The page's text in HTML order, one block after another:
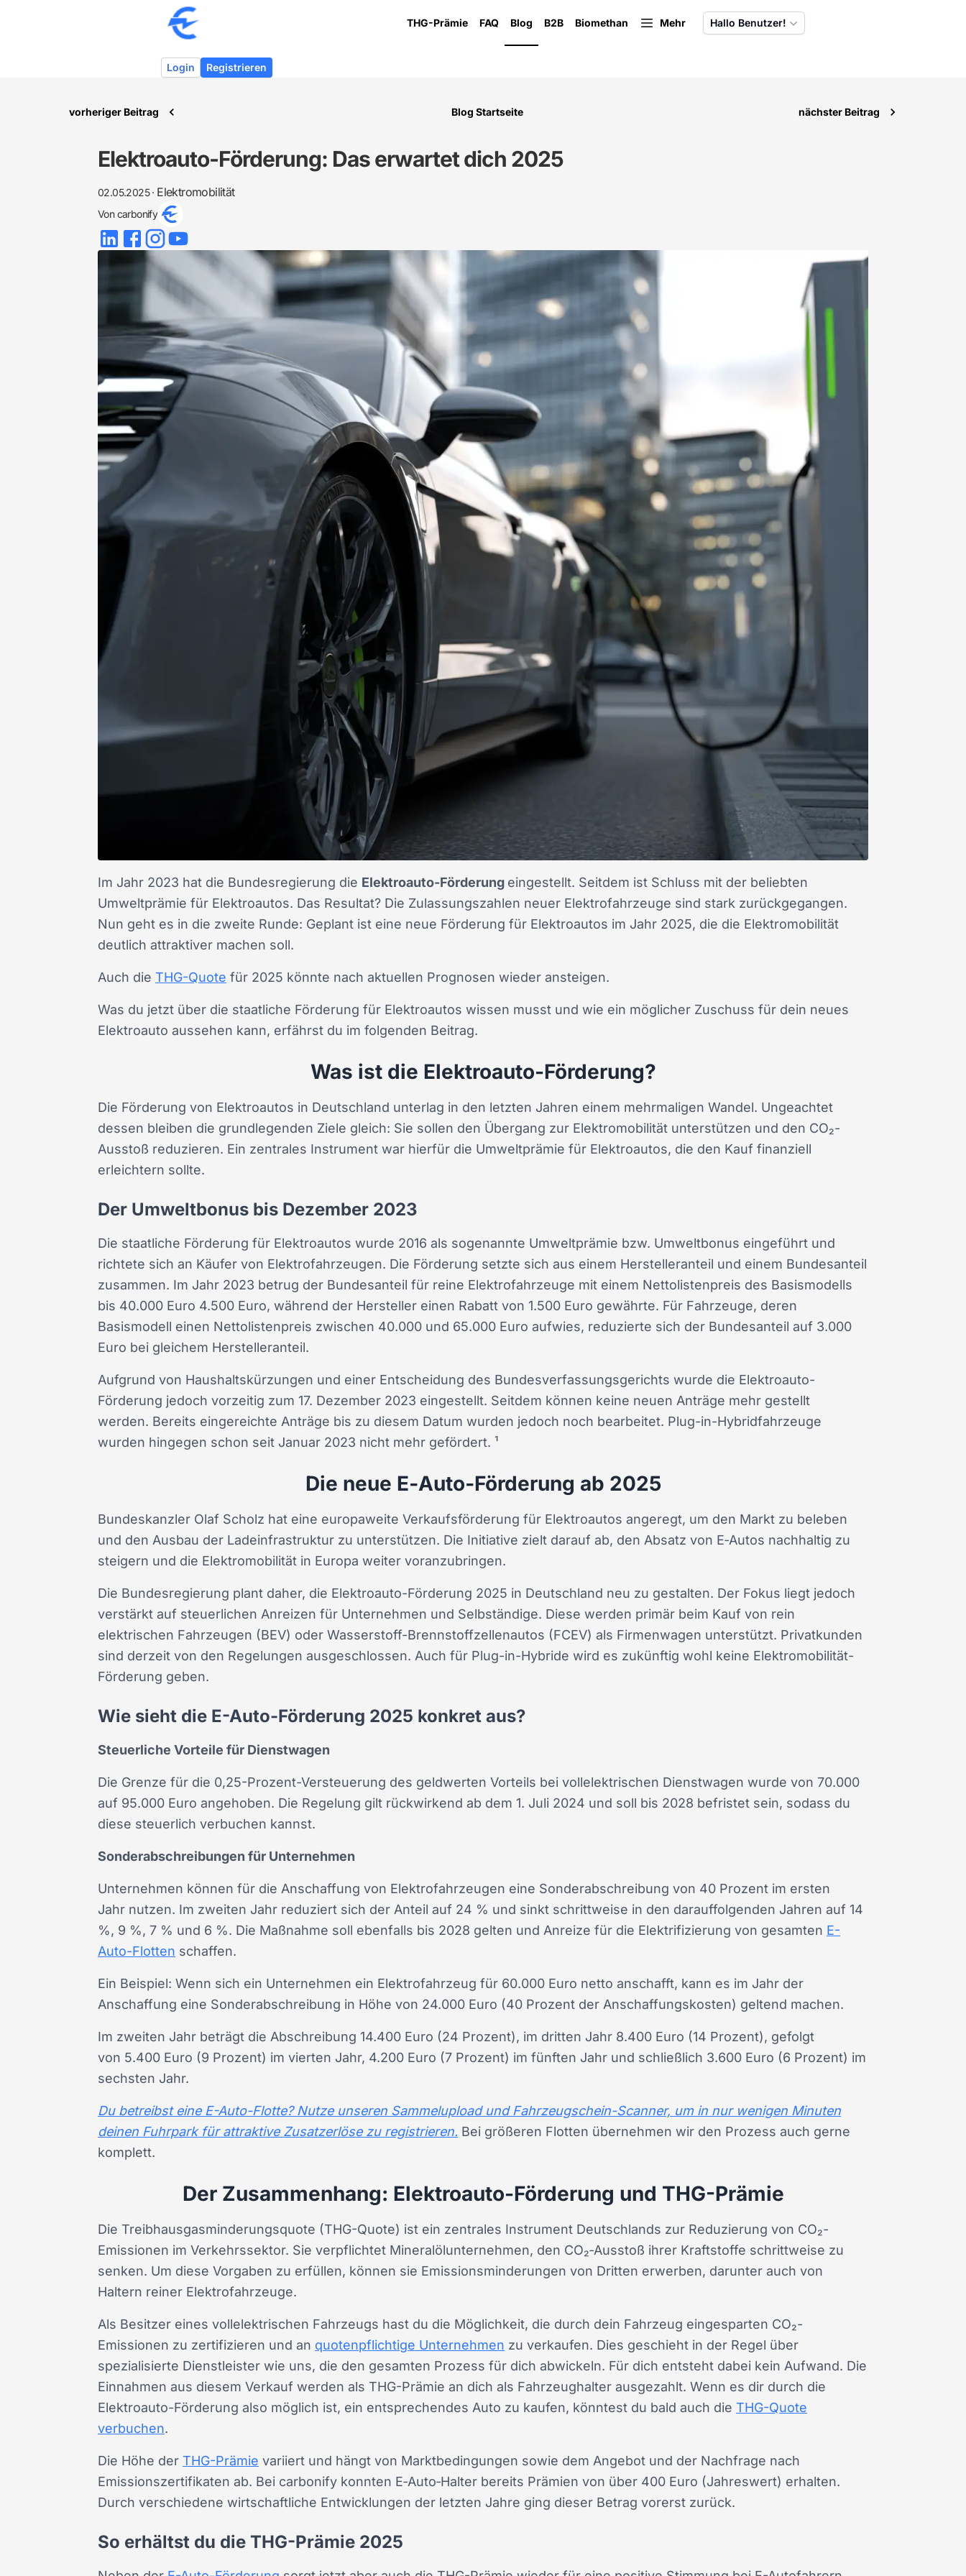
THG-Prämie FAQ Blog B2B Biomethan Mehr Hallo Benutzer!
Login Registrieren
vorheriger Beitrag Blog Startseite nächster Beitrag
Elektroauto-Förderung: Das erwartet dich 2025
02.05.2025· Elektromobilität
Voncarbonify
Im Jahr 2023 hat die Bundesregierung die Elektroauto-Förderung eingestellt. Seitdem ist Schluss mit der beliebten
Umweltprämie für Elektroautos. Das Resultat? Die Zulassungszahlen neuer Elektrofahrzeuge sind stark zurückgegangen.
Nun geht es in die zweite Runde: Geplant ist eine neue Förderung für Elektroautos im Jahr 2025, die die Elektromobilität
deutlich attraktiver machen soll.
Auch die THG-Quote für 2025 könnte nach aktuellen Prognosen wieder ansteigen.
Was du jetzt über die staatliche Förderung für Elektroautos wissen musst und wie ein möglicher Zuschuss für dein neues
Elektroauto aussehen kann, erfährst du im folgenden Beitrag.
Was ist die Elektroauto-Förderung?
Die Förderung von Elektroautos in Deutschland unterlag in den letzten Jahren einem mehrmaligen Wandel. Ungeachtet
dessen bleiben die grundlegenden Ziele gleich: Sie sollen den Übergang zur Elektromobilität unterstützen und den CO₂-
Ausstoß reduzieren. Ein zentrales Instrument war hierfür die Umweltprämie für Elektroautos, die den Kauf finanziell
erleichtern sollte.
Der Umweltbonus bis Dezember 2023
Die staatliche Förderung für Elektroautos wurde 2016 als sogenannte Umweltprämie bzw. Umweltbonus eingeführt und
richtete sich an Käufer von Elektrofahrzeugen. Die Förderung setzte sich aus einem Herstelleranteil und einem Bundesanteil
zusammen. Im Jahr 2023 betrug der Bundesanteil für reine Elektrofahrzeuge mit einem Nettolistenpreis des Basismodells
bis 40.000 Euro 4.500 Euro, während der Hersteller einen Rabatt von 1.500 Euro gewährte. Für Fahrzeuge, deren
Basismodell einen Nettolistenpreis zwischen 40.000 und 65.000 Euro aufwies, reduzierte sich der Bundesanteil auf 3.000
Euro bei gleichem Herstelleranteil.
Aufgrund von Haushaltskürzungen und einer Entscheidung des Bundesverfassungsgerichts wurde die Elektroauto-
Förderung jedoch vorzeitig zum 17. Dezember 2023 eingestellt. Seitdem können keine neuen Anträge mehr gestellt
werden. Bereits eingereichte Anträge bis zu diesem Datum wurden jedoch noch bearbeitet. Plug-in-Hybridfahrzeuge
wurden hingegen schon seit Januar 2023 nicht mehr gefördert. ¹
Die neue E‑Auto‑Förderung ab 2025
Bundeskanzler Olaf Scholz hat eine europaweite Verkaufsförderung für Elektroautos angeregt, um den Markt zu beleben
und den Ausbau der Ladeinfrastruktur zu unterstützen. Die Initiative zielt darauf ab, den Absatz von E‑Autos nachhaltig zu
steigern und die Elektromobilität in Europa weiter voranzubringen.
Die Bundesregierung plant daher, die Elektroauto-Förderung 2025 in Deutschland neu zu gestalten. Der Fokus liegt jedoch
verstärkt auf steuerlichen Anreizen für Unternehmen und Selbständige. Diese werden primär beim Kauf von rein
elektrischen Fahrzeugen (BEV) oder Wasserstoff-Brennstoffzellenautos (FCEV) als Firmenwagen unterstützt. Privatkunden
sind derzeit von den Regelungen ausgeschlossen. Auch für Plug-in-Hybride wird es zukünftig wohl keine Elektromobilität-
Förderung geben.
Wie sieht die E-Auto-Förderung 2025 konkret aus?
Steuerliche Vorteile für Dienstwagen
Die Grenze für die 0,25-Prozent-Versteuerung des geldwerten Vorteils bei vollelektrischen Dienstwagen wurde von 70.000
auf 95.000 Euro angehoben. Die Regelung gilt rückwirkend ab dem 1. Juli 2024 und soll bis 2028 befristet sein, sodass du
diese steuerlich verbuchen kannst.
Sonderabschreibungen für Unternehmen
Unternehmen können für die Anschaffung von Elektrofahrzeugen eine Sonderabschreibung von 40 Prozent im ersten
Jahr nutzen. Im zweiten Jahr reduziert sich der Anteil auf 24 % und sinkt schrittweise in den darauffolgenden Jahren auf 14
%, 9 %, 7 % und 6 %. Die Maßnahme soll ebenfalls bis 2028 gelten und Anreize für die Elektrifizierung von gesamten E-
Auto-Flotten schaffen.
Ein Beispiel: Wenn sich ein Unternehmen ein Elektrofahrzeug für 60.000 Euro netto anschafft, kann es im Jahr der
Anschaffung eine Sonderabschreibung in Höhe von 24.000 Euro (40 Prozent der Anschaffungskosten) geltend machen.
Im zweiten Jahr beträgt die Abschreibung 14.400 Euro (24 Prozent), im dritten Jahr 8.400 Euro (14 Prozent), gefolgt
von 5.400 Euro (9 Prozent) im vierten Jahr, 4.200 Euro (7 Prozent) im fünften Jahr und schließlich 3.600 Euro (6 Prozent) im
sechsten Jahr.
Du betreibst eine E-Auto-Flotte? Nutze unseren Sammelupload und Fahrzeugschein-Scanner, um in nur wenigen Minuten
deinen Fuhrpark für attraktive Zusatzerlöse zu registrieren. Bei größeren Flotten übernehmen wir den Prozess auch gerne
komplett.
Der Zusammenhang: Elektroauto-Förderung und THG-Prämie
Die Treibhausgasminderungsquote (THG-Quote) ist ein zentrales Instrument Deutschlands zur Reduzierung von CO₂-
Emissionen im Verkehrssektor. Sie verpflichtet Mineralölunternehmen, den CO₂‑Ausstoß ihrer Kraftstoffe schrittweise zu
senken. Um diese Vorgaben zu erfüllen, können sie Emissionsminderungen von Dritten erwerben, darunter auch von
Haltern reiner Elektrofahrzeuge.
Als Besitzer eines vollelektrischen Fahrzeugs hast du die Möglichkeit, die durch dein Fahrzeug eingesparten CO₂-
Emissionen zu zertifizieren und an quotenpflichtige Unternehmen zu verkaufen. Dies geschieht in der Regel über
spezialisierte Dienstleister wie uns, die den gesamten Prozess für dich abwickeln. Für dich entsteht dabei kein Aufwand. Die
Einnahmen aus diesem Verkauf werden als THG-Prämie an dich als Fahrzeughalter ausgezahlt. Wenn es dir durch die
Elektroauto-Förderung also möglich ist, ein entsprechendes Auto zu kaufen, könntest du bald auch die THG-Quote
verbuchen.
Die Höhe der THG-Prämie variiert und hängt von Marktbedingungen sowie dem Angebot und der Nachfrage nach
Emissionszertifikaten ab. Bei carbonify konnten E‑Auto‑Halter bereits Prämien von über 400 Euro (Jahreswert) erhalten.
Durch verschiedene wirtschaftliche Entwicklungen der letzten Jahre ging dieser Betrag vorerst zurück.
So erhältst du die THG-Prämie 2025